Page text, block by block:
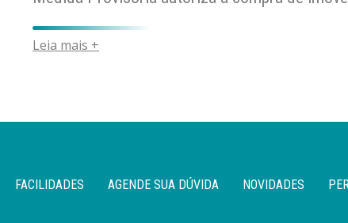
Leia mais +
FACILIDADES AGENDE SUA DÚVIDA NOVIDADES